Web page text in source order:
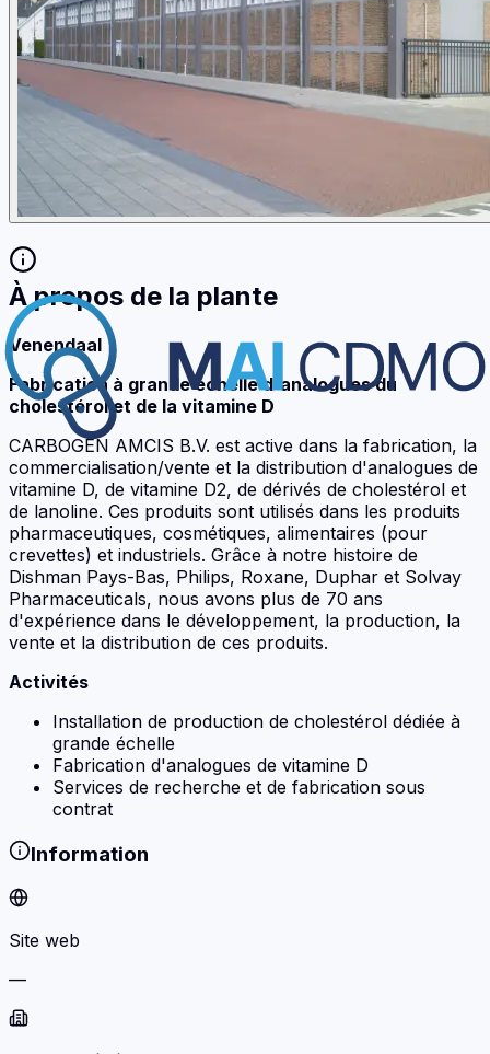
À propos de la plante
Venendaal
Fabrication à grande échelle d'analogues du
cholestérol et de la vitamine D
CARBOGEN AMCIS B.V. est active dans la fabrication, la
commercialisation/vente et la distribution d'analogues de
vitamine D, de vitamine D2, de dérivés de cholestérol et
de lanoline. Ces produits sont utilisés dans les produits
pharmaceutiques, cosmétiques, alimentaires (pour
crevettes) et industriels. Grâce à notre histoire de
Dishman Pays-Bas, Philips, Roxane, Duphar et Solvay
Pharmaceuticals, nous avons plus de 70 ans
d'expérience dans le développement, la production, la
vente et la distribution de ces produits.
Activités
Installation de production de cholestérol dédiée à
grande échelle
Fabrication d'analogues de vitamine D
Services de recherche et de fabrication sous
contrat
Information
Site web
—